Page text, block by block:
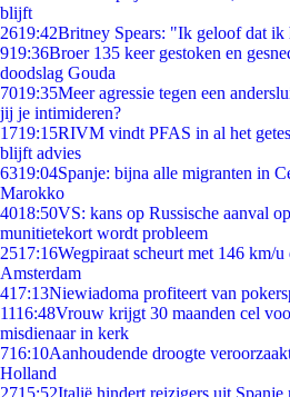
blijft
2619:42Britney Spears: "Ik geloof dat ik
919:36Broer 135 keer gestoken en
doodslag Gouda
7019:35Meer agressie tegen een
jij je intimideren?
1719:15RIVM vindt PFAS in al het
blijft advies
6319:04Spanje: bijna alle migranten in
Marokko
4018:50VS: kans op Russische aanval
munitietekort wordt probleem
2517:16Wegpiraat scheurt met 146 km/
Amsterdam
417:13Niewiadoma profiteert van
1116:48Vrouw krijgt 30 maanden cel
misdienaar in kerk
716:10Aanhoudende droogte
Holland
2715:52Italië hindert reizigers uit Spanje